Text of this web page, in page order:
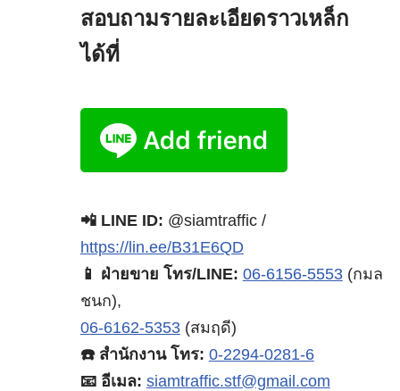
สอบถามรายละเอียดราวเหล็ก
ได้ที่
📲 LINE ID: @siamtraffic /
https://lin.ee/B31E6QD
📱 ฝ่ายขาย โทร/LINE: 06-6156-5553(กมล
ชนก),
06-6162-5353(สมฤดี)
☎️ สำนักงาน โทร: 0-2294-0281-6
📧 อีเมล: siamtraffic.stf@gmail.com